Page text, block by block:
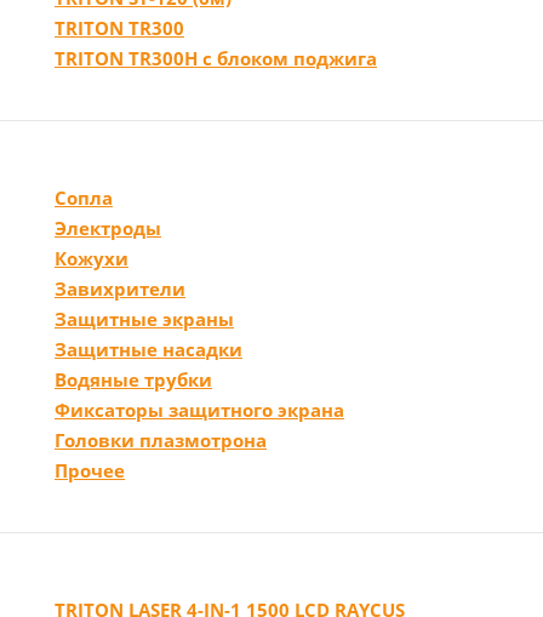
TRITON TR300
TRITON TR300H с блоком поджига
Сопла
Электроды
Кожухи
Завихрители
Защитные экраны
Защитные насадки
Водяные трубки
Фиксаторы защитного экрана
Головки плазмотрона
Прочее
TRITON LASER 4-IN-1 1500 LCD RAYCUS